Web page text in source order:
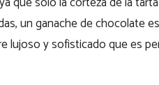
un ganache de chocolate
lujoso y sofisticado que es